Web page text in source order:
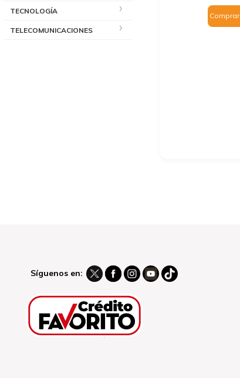
TECNOLOGÍA
TELECOMUNICACIONES
Comprar
Síguenos en: